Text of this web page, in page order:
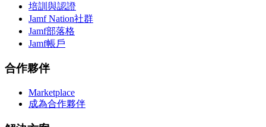
培訓與認證
Jamf Nation社群
Jamf部落格
Jamf帳戶
合作夥伴
Marketplace
成為合作夥伴